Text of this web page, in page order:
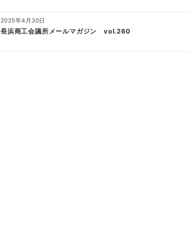
2025年4月30日
長浜商工会議所メールマガジン vol.260